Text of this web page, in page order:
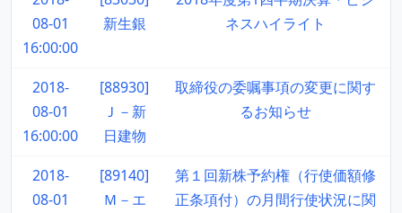
08-01
16:00:00
新生銀
ネスハイライト
2018-
08-01
16:00:00
[88930]
Ｊ－新
日建物
取締役の委嘱事項の変更に関す
るお知らせ
2018-
08-01
[89140]
Ｍ－エ
第１回新株予約権（行使価額修
正条項付）の月間行使状況に関